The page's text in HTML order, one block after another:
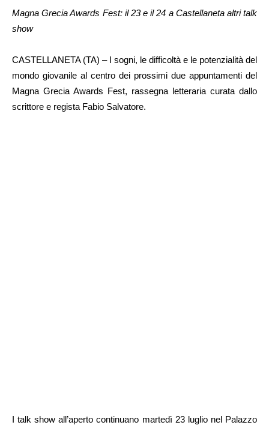
Magna Grecia Awards Fest: il 23 e il 24 a Castellaneta altri talk
show
CASTELLANETA (TA) – I sogni, le difficoltà e le potenzialità del
mondo giovanile al centro dei prossimi due appuntamenti del
Magna Grecia Awards Fest, rassegna letteraria curata dallo
scrittore e regista Fabio Salvatore.
I talk show all’aperto continuano martedì 23 luglio nel Palazzo